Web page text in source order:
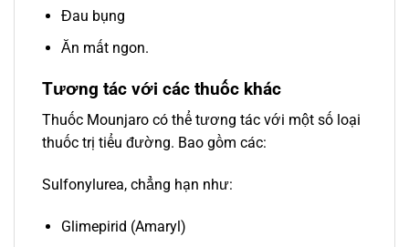
Đau bụng
Ăn mất ngon.
Tương tác với các thuốc khác
Thuốc Mounjaro có thể tương tác với một số loại
thuốc trị tiểu đường. Bao gồm các:
Sulfonylurea, chẳng hạn như:
Glimepirid (Amaryl)